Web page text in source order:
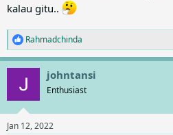
kalau gitu..
R
e
a
i
s
Rahmadchinda
johntansi
Enthusiast
Jan 12, 2022